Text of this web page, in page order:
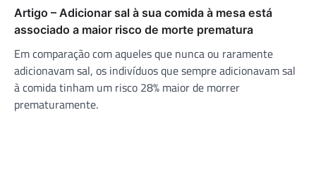
Artigo – Adicionar sal à sua comida à mesa está
associado a maior risco de morte prematura
Em comparação com aqueles que nunca ou raramente
adicionavam sal, os indivíduos que sempre adicionavam sal
à comida tinham um risco 28% maior de morrer
prematuramente.